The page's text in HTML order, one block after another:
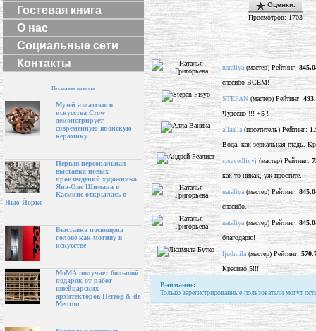
Гостевая книга
О нас
Социальные сети
Контакты
Последние новости
Музей азиатского
искусства Crow
демонстрирует
современную японскую
керамику
Первая персональная
выставка новых
произведений художника
Яна-Оле Шимана в
Касмине открылась в
Нью-Йорке
Выставка посвящена
голове как мотиву в
искусстве
МоМА получает большой
подарок от работ
швейцарских
архитекторов Herzog & de
Meuron
Оценки.
Просмотров: 1703
nataliya (мастер) Рейтинг:
спасибо ВСЕМ!
STEPAN (мастер) Рейтинг:
Чудесно !!! +5 !
allaalla (посетитель) Рейтинг:
Вода, как зеркальная гладь.
spravedlivyj (мастер) Рейтинг:
как-то никак, уж простите.
nataliya (мастер) Рейтинг:
спасибо.
nataliya (мастер) Рейтинг:
благодарю!
ljudmila (мастер) Рейтинг:
Красиво 5!!!
Внимание:
Только зарегистрированные пользователи могут